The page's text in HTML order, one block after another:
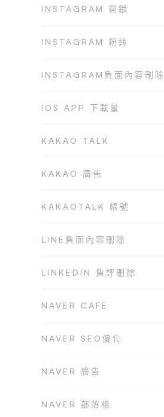
INSTAGRAM 營銷
INSTAGRAM 粉絲
INSTAGRAM負面內容刪除
IOS APP 下載量
KAKAO TALK
KAKAO 廣告
KAKAOTALK 帳號
LINE負面內容刪除
LINKEDIN 負評刪除
NAVER CAFE
NAVER SEO優化
NAVER 廣告
NAVER 部落格